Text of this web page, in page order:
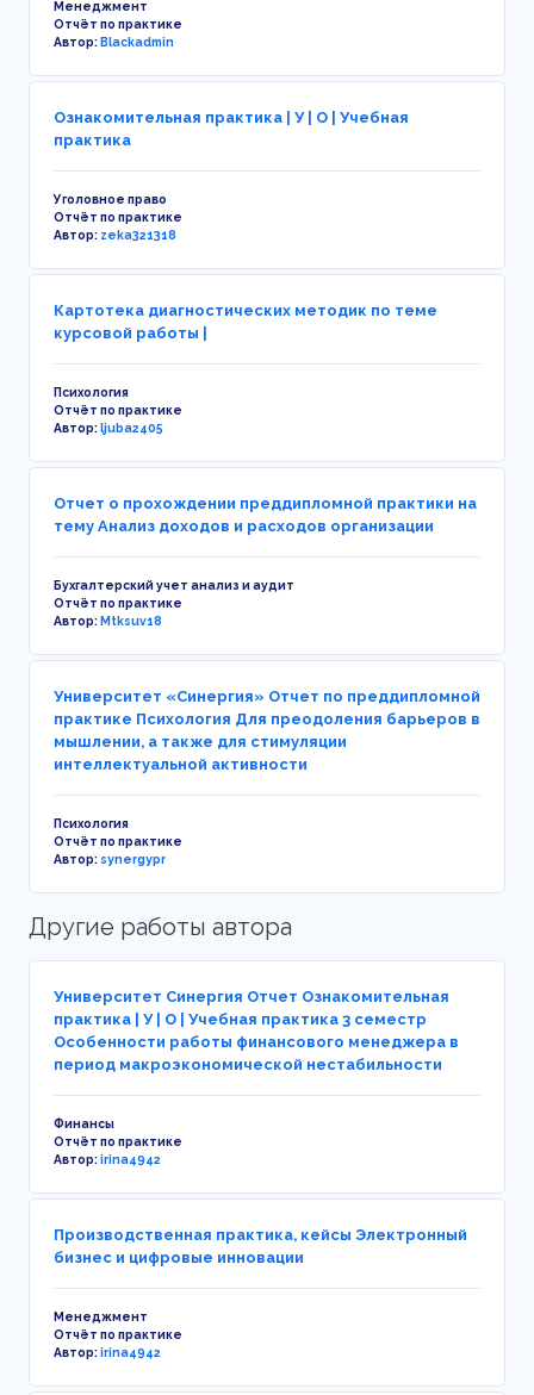
Менеджмент
Отчёт по практике
Автор:Blackadmin
Ознакомительная практика | У | О | Учебная
практика
Уголовное право
Отчёт по практике
Автор: zeka321318
Картотека диагностических методик по теме
курсовой работы |
Психология
Отчёт по практике
Автор:ljuba2405
Отчет о прохождении преддипломной практики на
тему Анализ доходов и расходов организации
Бухгалтерский учет анализ и аудит
Отчёт по практике
Автор:Mtksuv18
Университет «Синергия» Отчет по преддипломной
практике Психология Для преодоления барьеров в
мышлении, а также для стимуляции
интеллектуальной активности
Психология
Отчёт по практике
Автор:synergypr
Другие работы автора
Университет Синергия Отчет Ознакомительная
практика | У | О | Учебная практика 3 семестр
Особенности работы финансового менеджера в
период макроэкономической нестабильности
Финансы
Отчёт по практике
Автор:irina4942
Производственная практика, кейсы Электронный
бизнес и цифровые инновации
Менеджмент
Отчёт по практике
Автор:irina4942